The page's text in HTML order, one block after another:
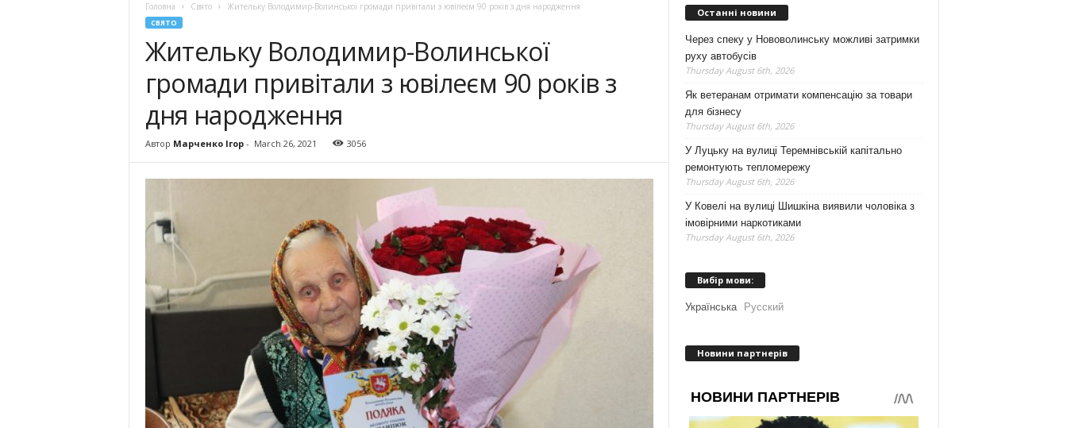
Головна Свято Жительку Володимир-Волинської громади привітали з ювілеєм 90 років з дня народження
СВЯТО
Жительку Володимир-Волинської
громади привітали з ювілеєм 90 років з
дня народження
Автор Марченко Ігор- March 26, 2021 3056
Останні новини
Через спеку у Нововолинську можливі затримки
руху автобусів
Thursday August 6th, 2026
Як ветеранам отримати компенсацію за товари
для бізнесу
Thursday August 6th, 2026
У Луцьку на вулиці Теремнівській капітально
ремонтують тепломережу
Thursday August 6th, 2026
У Ковелі на вулиці Шишкіна виявили чоловіка з
імовірними наркотиками
Thursday August 6th, 2026
Вибір мови:
Українська Русский
Новини партнерів